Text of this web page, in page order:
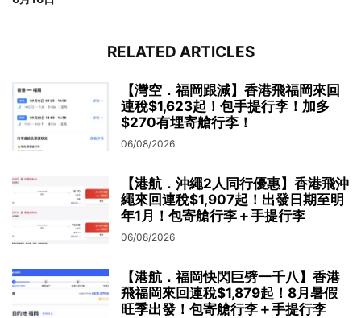
RELATED ARTICLES
【灣空．福岡跟減】香港飛福岡來回
連稅$1,623起！包手提行李！加多
$270有埋寄艙行李！
06/08/2026
【港航．沖繩2人同行優惠】香港飛沖
繩來回連稅$1,907起！出發日期至明
年1月！包寄艙行李＋手提行李
06/08/2026
【港航．福岡快閃巨劈一千八】香港
飛福岡來回連稅$1,879起！8月暑假
旺季出發！包寄艙行李＋手提行李